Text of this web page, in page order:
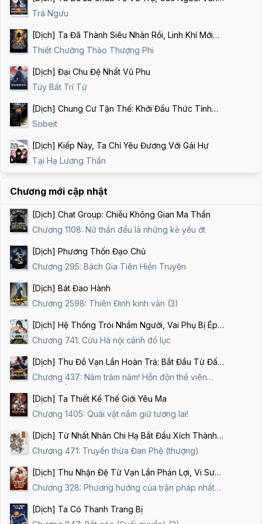
Còn Ở Địa Cầu?
Trá Ngưu
[Dịch] Ta Đã Thành Siêu Nhân Rồi, Linh Khí Mới
Bắt Đầu Khôi Phục?
Thiết Chưởng Thảo Thượng Phi
[Dịch] Đại Chu Đệ Nhất Vũ Phu
Túy Bất Trí Tử
[Dịch] Chung Cư Tận Thế: Khởi Đầu Thức Tỉnh
Thiên Phú Tức Tử
Sobeit
[Dịch] Kiếp Này, Ta Chỉ Yêu Đương Với Gái Hư
Tại Hạ Lương Thần
Chương mới cập nhật
[Dịch] Chat Group: Chiều Không Gian Ma Thần
Chương 1108: Nữ thần đều là những kẻ yếu ớt
[Dịch] Phương Thốn Đạo Chủ
Chương 295: Bách Gia Tiên Hiền Truyện
[Dịch] Bát Đao Hành
Chương 2598: Thiên Đình kinh văn (3)
[Dịch] Hệ Thống Trói Nhầm Người, Vai Phụ Bị Ép
Đi Kịch Bản Nhân Vật Chính
Chương 741: Cửu Hà nội cảnh đồ lục
[Dịch] Thu Đồ Vạn Lần Hoàn Trả: Bắt Đầu Từ Đấu
Phá
Chương 437: Năm trăm năm! Hỗn độn thể viên
mãn! Xuất quan!
[Dịch] Ta Thiết Kế Thế Giới Yêu Ma
Chương 1405: Quái vật nắm giữ tương lai!
[Dịch] Từ Nhất Nhân Chi Hạ Bắt Đầu Xích Thành
Chư Thiên
Chương 471: Truyền thừa Đan Phệ (thượng)
[Dịch] Thu Nhận Đệ Tử Vạn Lần Phản Lợi, Vi Sư
Thật Lòng Yêu Thương Các Ngươi
Chương 328: Phương hướng của trận pháp nhất
[Dịch] Ta Có Thanh Trang Bị